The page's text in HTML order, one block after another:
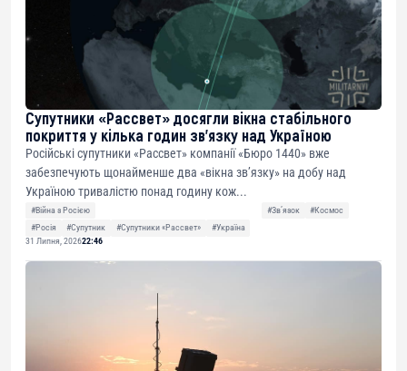
Супутники «Рассвет» досягли вікна стабільного
покриття у кілька годин зв’язку над Україною
Російські супутники «Рассвет» компанії «Бюро 1440» вже
забезпечують щонайменше два «вікна зв’язку» на добу над
Україною тривалістю понад годину кож...
#Війна з Росією #Звʼязок
#Космос
#Росія
#Супутник #Супутники «Рассвет»
#Україна
31 Липня, 202622:46